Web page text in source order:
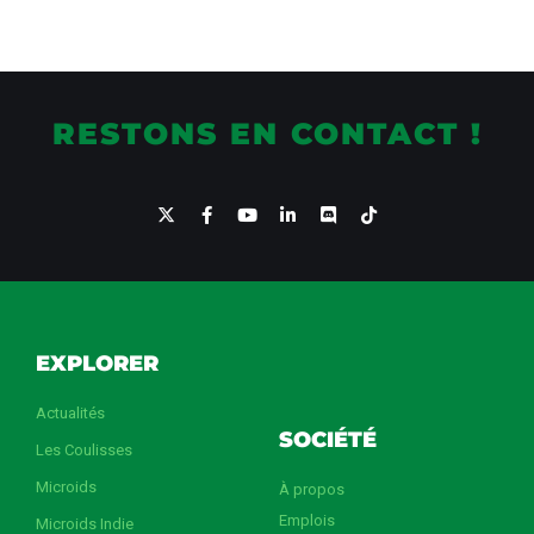
RESTONS EN CONTACT !
EXPLORER
Actualités
Les Coulisses
Microids
Microids Indie
SOCIÉTÉ
À propos
Emplois